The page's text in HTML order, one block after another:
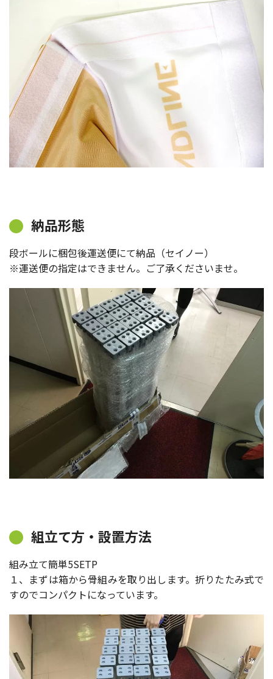
納品形態
段ボールに梱包後運送便にて納品（セイノー）
※運送便の指定はできません。ご了承くださいませ。
組立て方・設置方法
組み立て簡単5SETP
１、まずは箱から骨組みを取り出します。折りたたみ式で
すのでコンパクトになっています。